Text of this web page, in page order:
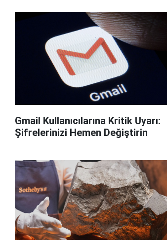
Gmail Kullanıcılarına Kritik Uyarı:
Şifrelerinizi Hemen Değiştirin